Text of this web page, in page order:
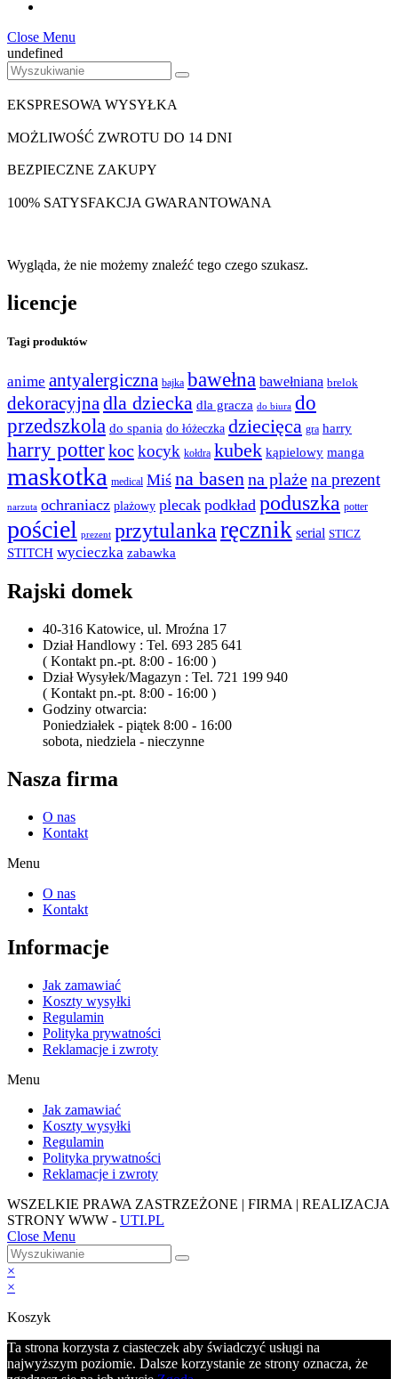
Close Menu
undefined
EKSPRESOWA WYSYŁKA
MOŻLIWOŚĆ ZWROTU DO 14 DNI
BEZPIECZNE ZAKUPY
100% SATYSFAKCJA GWARANTOWANA
Wygląda, że nie możemy znaleźć tego czego szukasz.
licencje
Tagi produktów
anime antyalergiczna bajka bawełna bawełniana brelok
dekoracyjna dla dziecka dla gracza do biura do
przedszkola do spania do łóżeczka dziecięca gra harry
harry potterkoc kocyk kołdra kubek kąpielowy manga
maskotka medical Miś na basenna plażena prezent
narzuta ochraniacz plażowy plecak podkład poduszka potter
pościel prezent przytulankaręcznik serial STICZ
STITCH wycieczka zabawka
Rajski domek
40-316 Katowice, ul. Mroźna 17
Dział Handlowy : Tel. 693 285 641
( Kontakt pn.-pt. 8:00 - 16:00 )
Dział Wysyłek/Magazyn : Tel. 721 199 940
( Kontakt pn.-pt. 8:00 - 16:00 )
Godziny otwarcia:
Poniedziałek - piątek 8:00 - 16:00
sobota, niedziela - nieczynne
Nasza firma
O nas
Kontakt
Menu
O nas
Kontakt
Informacje
Jak zamawiać
Koszty wysyłki
Regulamin
Polityka prywatności
Reklamacje i zwroty
Menu
Jak zamawiać
Koszty wysyłki
Regulamin
Polityka prywatności
Reklamacje i zwroty
WSZELKIE PRAWA ZASTRZEŻONE | FIRMA | REALIZACJA
STRONY WWW - UTI.PL
Close Menu
×
×
Koszyk
Ta strona korzysta z ciasteczek aby świadczyć usługi na
najwyższym poziomie. Dalsze korzystanie ze strony oznacza, że